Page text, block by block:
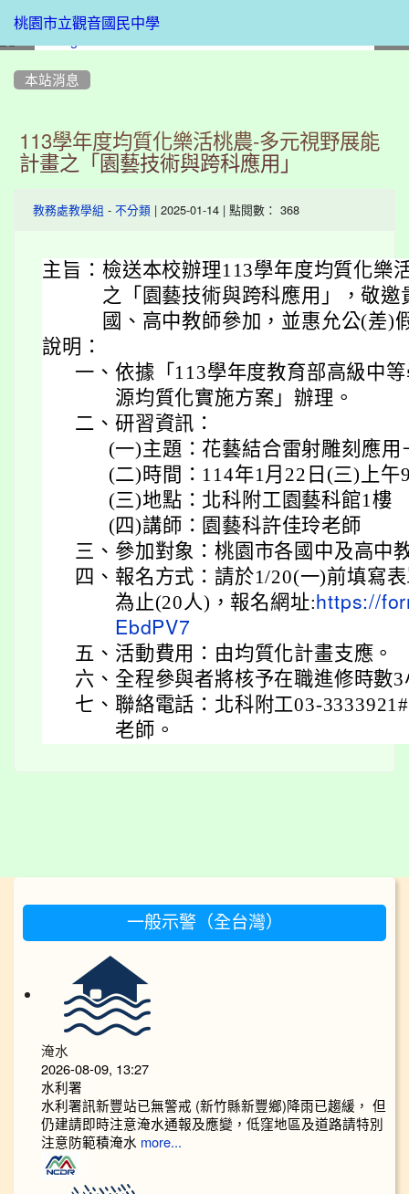
桃園市立觀音國民中學
本站消息
113學年度均質化樂活桃農-多元視野展能
計畫之「園藝技術與跨科應用」
教務處教學組 - 不分類 | 2025-01-14 | 點閱數： 368
主旨： 檢送本校辦理113學年度均質化樂
之「園藝技術與跨科應用」，敬
國、高中教師參加，並惠允公(差)
說明：
一、 依據「113學年度教育部高級中
源均質化實施方案」辦理。
二、 研習資訊：
(一)主題：花藝結合雷射雕刻應
(二) 時間：114年1月22日(三)上午
(三)地點：北科附工園藝科館1樓
(四)講師：園藝科許佳玲老
三、 參加對象：桃園市各國中及高中
四、 報名方式：請於1/20(一)前填寫
為止(20人)，報名網址: https://
EbdPV7
五、 活動費用：由均質化計畫支應。
六、 全程參與者將核予在職進修時數
七、 聯絡電話：北科附工03-
老師。
一般示警（全台灣）
淹水
2026-08-09, 13:27
水利署
水利署訊新豐站已無警戒 (新竹縣新豐鄉)降雨已趨緩， 但
仍建請即時注意淹水通報及應變，低窪地區及道路請特別
注意防範積淹水 more...